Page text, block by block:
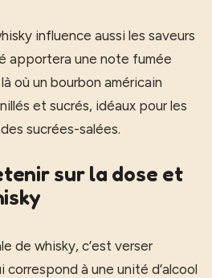
influence aussi les saveurs
apportera une note fumée
où un bourbon américain
et sucrés, idéaux pour les
sucrées-salées.
sur la dose et
de whisky, c’est verser
correspond à une unité d’alcool